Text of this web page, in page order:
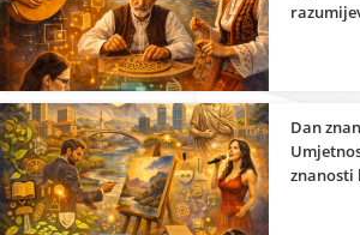
Dan
znanosti